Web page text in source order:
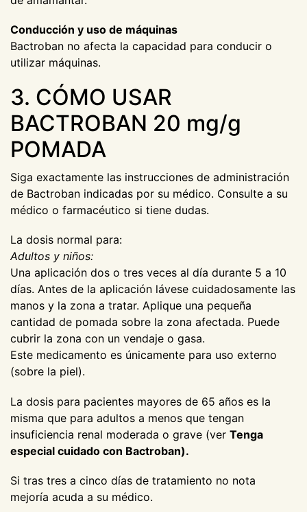
Conducción y uso de máquinas
Bactroban no afecta la capacidad para conducir o
utilizar máquinas.
3. CÓMO USAR
BACTROBAN 20 mg/g
POMADA
Siga exactamente las instrucciones de administración
de Bactroban indicadas por su médico. Consulte a su
médico o farmacéutico si tiene dudas.
La dosis normal para:
Adultos y niños:
Una aplicación dos o tres veces al día durante 5 a 10
días. Antes de la aplicación lávese cuidadosamente las
manos y la zona a tratar. Aplique una pequeña
cantidad de pomada sobre la zona afectada. Puede
cubrir la zona con un vendaje o gasa.
Este medicamento es únicamente para uso externo
(sobre la piel).
La dosis para pacientes mayores de 65 años es la
misma que para adultos a menos que tengan
insuficiencia renal moderada o grave (ver Tenga
especial cuidado con Bactroban).
Si tras tres a cinco días de tratamiento no nota
mejoría acuda a su médico.